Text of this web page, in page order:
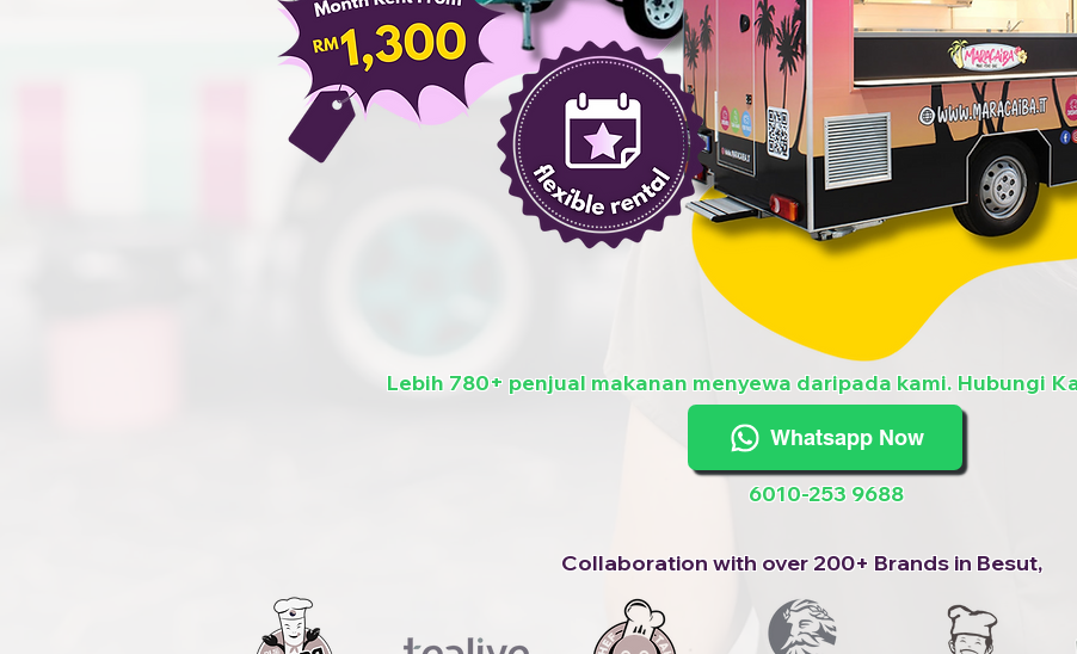
Lebih 780+ penjual makanan menyewa daripada kami. Hubungi
Whatsapp Now
6010-253 9688
Collaboration with over 200+ Brands in Besut,